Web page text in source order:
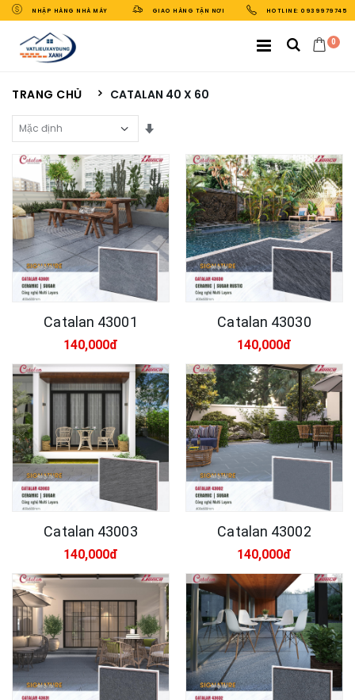
NHẬP HÀNG NHÀ MÁY GIAO HÀNG TẬN NƠI HOTLINE: 0939979745
0
TRANG CHỦ CATALAN 40 X 60
Sắp Xếp Theo
Catalan 43001
140,000đ
Catalan 43030
140,000đ
Catalan 43003
140,000đ
Catalan 43002
140,000đ